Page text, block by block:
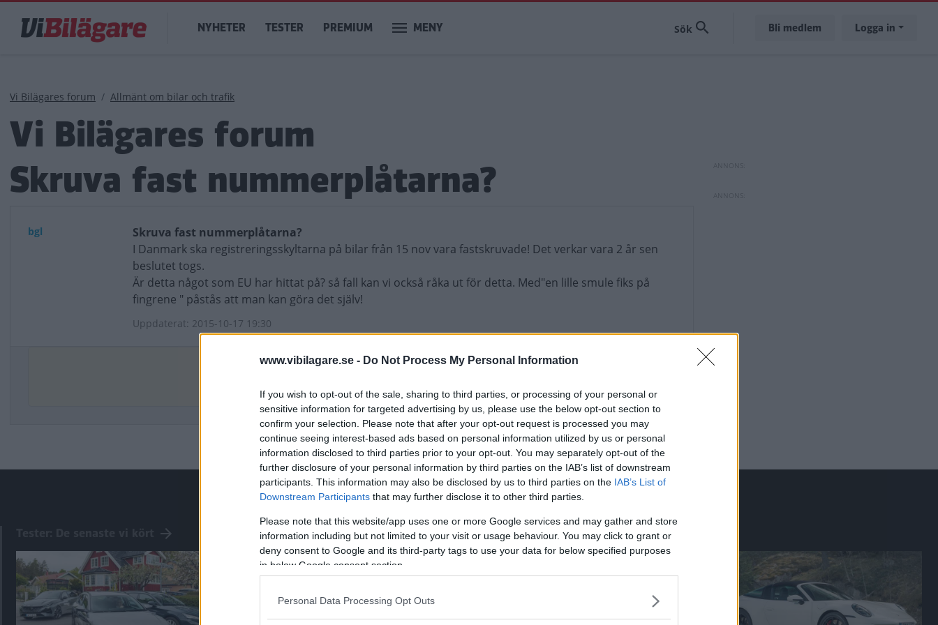
www.vibilagare.se - Do Not Process My Personal Information
If you wish to opt-out of the sale, sharing to third parties, or processing of your personal or
sensitive information for targeted advertising by us, please use the below opt-out section to
confirm your selection. Please note that after your opt-out request is processed you may
continue seeing interest-based ads based on personal information utilized by us or personal
information disclosed to third parties prior to your opt-out. You may separately opt-out of the
further disclosure of your personal information by third parties on the IAB’s list of downstream
participants. This information may also be disclosed by us to third parties on the IAB’s List of
Downstream Participants that may further disclose it to other third parties.
Please note that this website/app uses one or more Google services and may gather and store
information including but not limited to your visit or usage behaviour. You may click to grant or
deny consent to Google and its third-party tags to use your data for below specified purposes
in below Google consent section.
Personal Data Processing Opt Outs
huvudinnehåll
Main
navigation
NYHETER TESTER PREMIUM MENY Bli medlem Logga in
Länkstig
Vi Bilägares forum Allmänt om bilar och trafik
Vi Bilägares forum
Skruva fast nummerplåtarna?
bgl
Skruva fast nummerplåtarna?
I Danmark ska registreringsskyltarna på bilar från 15 nov vara fastskruvade! Det verkar vara 2 år sen
beslutet togs.
Är detta något som EU har hittat på? så fall kan vi också råka ut för detta. Med"en lille smule fiks på
fingrene " påstås att man kan göra det själv!
Uppdaterat: 2015-10-17 19:30